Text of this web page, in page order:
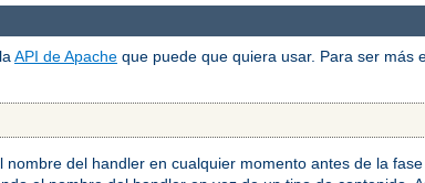
API de Apache que puede que quiera usar. Para ser más
nombre del handler en cualquier momento antes de la fase